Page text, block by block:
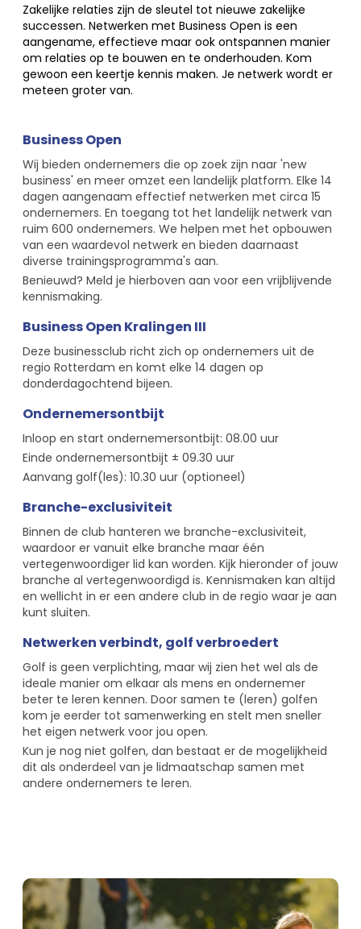
Zakelijke relaties zijn de sleutel tot nieuwe zakelijke
successen. Netwerken met Business Open is een
aangename, effectieve maar ook ontspannen manier
om relaties op te bouwen en te onderhouden. Kom
gewoon een keertje kennis maken. Je netwerk wordt er
meteen groter van.
Business Open
Wij bieden ondernemers die op zoek zijn naar 'new
business' en meer omzet een landelijk platform. Elke 14
dagen aangenaam effectief netwerken met circa 15
ondernemers. En toegang tot het landelijk netwerk van
ruim 600 ondernemers. We helpen met het opbouwen
van een waardevol netwerk en bieden daarnaast
diverse trainingsprogramma's aan.
Benieuwd? Meld je hierboven aan voor een vrijblijvende
kennismaking.
Business Open Kralingen III
Deze businessclub richt zich op ondernemers uit de
regio Rotterdam en komt elke 14 dagen op
donderdagochtend bijeen.
Ondernemersontbijt
Inloop en start ondernemersontbijt: 08.00 uur
Einde ondernemersontbijt ± 09.30 uur
Aanvang golf(les): 10.30 uur (optioneel)
Branche-exclusiviteit
Binnen de club hanteren we branche-exclusiviteit,
waardoor er vanuit elke branche maar één
vertegenwoordiger lid kan worden. Kijk hieronder of jouw
branche al vertegenwoordigd is. Kennismaken kan altijd
en wellicht in er een andere club in de regio waar je aan
kunt sluiten.
Netwerken verbindt, golf verbroedert
Golf is geen verplichting, maar wij zien het wel als de
ideale manier om elkaar als mens en ondernemer
beter te leren kennen. Door samen te (leren) golfen
kom je eerder tot samenwerking en stelt men sneller
het eigen netwerk voor jou open.
Kun je nog niet golfen, dan bestaat er de mogelijkheid
dit als onderdeel van je lidmaatschap samen met
andere ondernemers te leren.